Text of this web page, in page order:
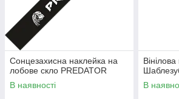
Сонцезахисна наклейка на
лобове скло PREDATOR
В наявності
В